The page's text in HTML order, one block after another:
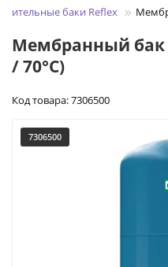
баки Reflex
Мембранный бак
/ 70°C)
Код товара: 7306500
7306500